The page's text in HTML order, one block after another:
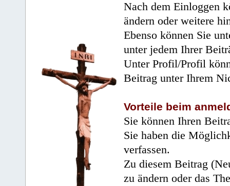
Nach dem Einloggen
ändern oder weitere
Ebenso können Sie
unter jedem Ihrer
Unter Profil/Profil
Beitrag unter Ihrem
Vorteile beim
Sie können Ihren
Sie haben die
verfassen.
Zu diesem Beitrag
zu ändern oder das